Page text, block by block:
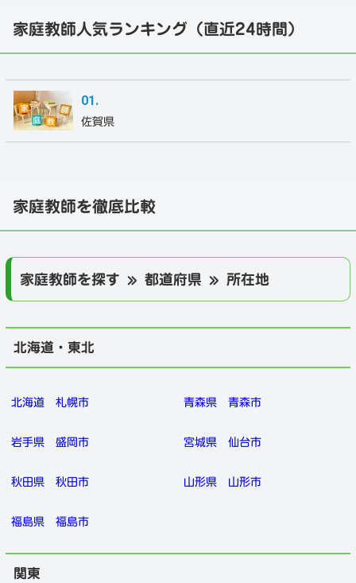
家庭教師人気ランキング（直近24時間）
佐賀県
家庭教師を徹底比較
家庭教師を探す » 都道府県 » 所在地
北海道・東北
北海道 札幌市 青森県 青森市
岩手県 盛岡市 宮城県 仙台市
秋田県 秋田市 山形県 山形市
福島県 福島市
関東